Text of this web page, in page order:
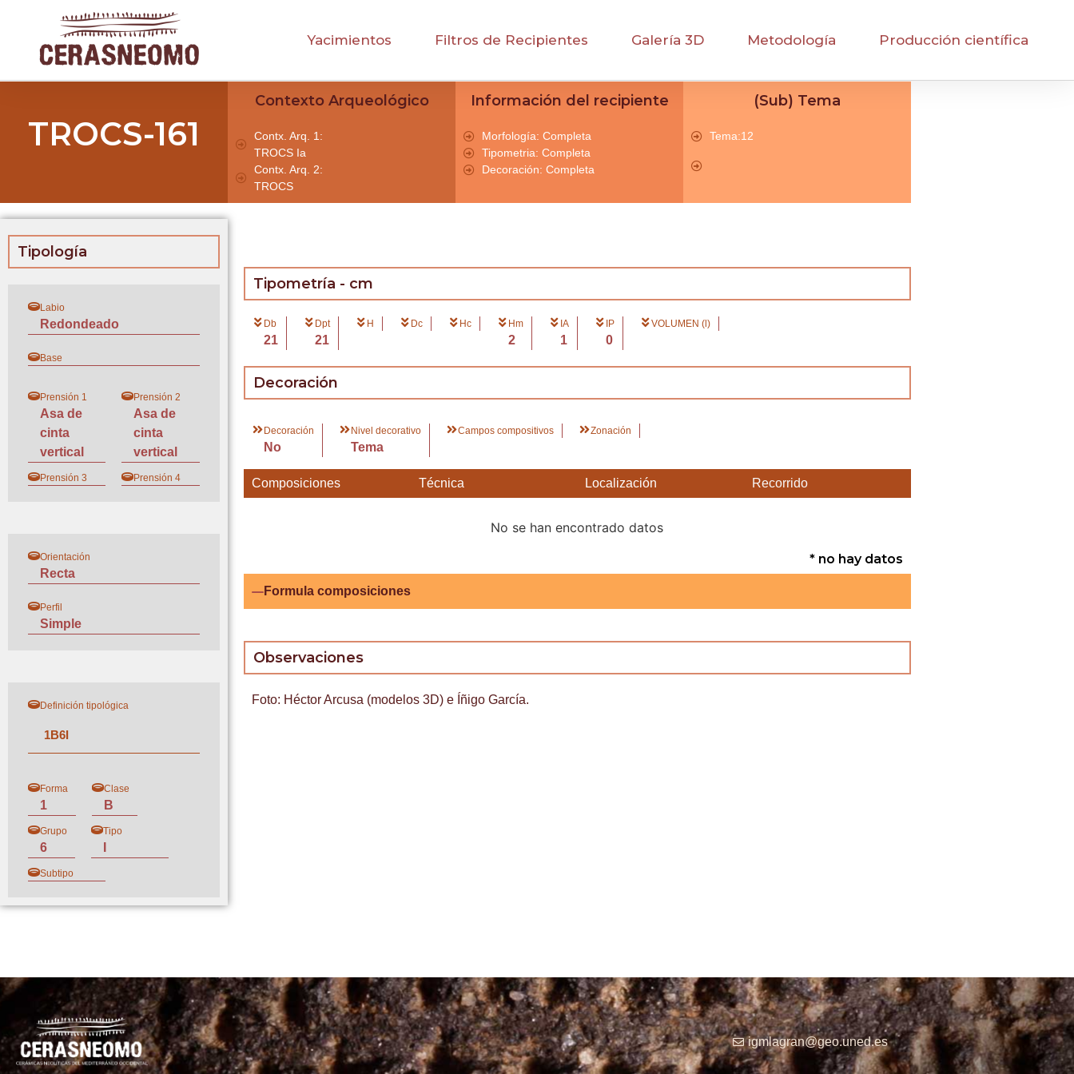
Yacimientos Filtros de Recipientes Galería 3D Metodología Producción científica
TROCS-161
Contexto Arqueológico
Contx. Arq. 1:
TROCS Ia
Contx. Arq. 2:
TROCS
Información del recipiente
Morfología: Completa
Tipometria: Completa
Decoración: Completa
(Sub) Tema
Tema:12
Tipología
Labio
Redondeado
Base
Prensión 1
Asa de
cinta
vertical
Prensión 2
Asa de
cinta
vertical
Prensión 3 Prensión 4
Orientación
Recta
Perfil
Simple
Definición tipológica
1B6I
Forma
1
Clase
B
Grupo
6
Tipo
Subtipo
Tipometría - cm
Db
21
Dpt
21
H Dc Hc Hm
2
IA
1
IP
0
VOLUMEN (l)
Decoración
Decoración
No
Nivel decorativo
Tema
Campos compositivos Zonación
Composiciones Técnica Localización Recorrido
No se han encontrado datos
* no hay datos
Formula composiciones
Observaciones
Foto: Héctor Arcusa (modelos 3D) e Íñigo García.
igmlagran@geo.uned.es